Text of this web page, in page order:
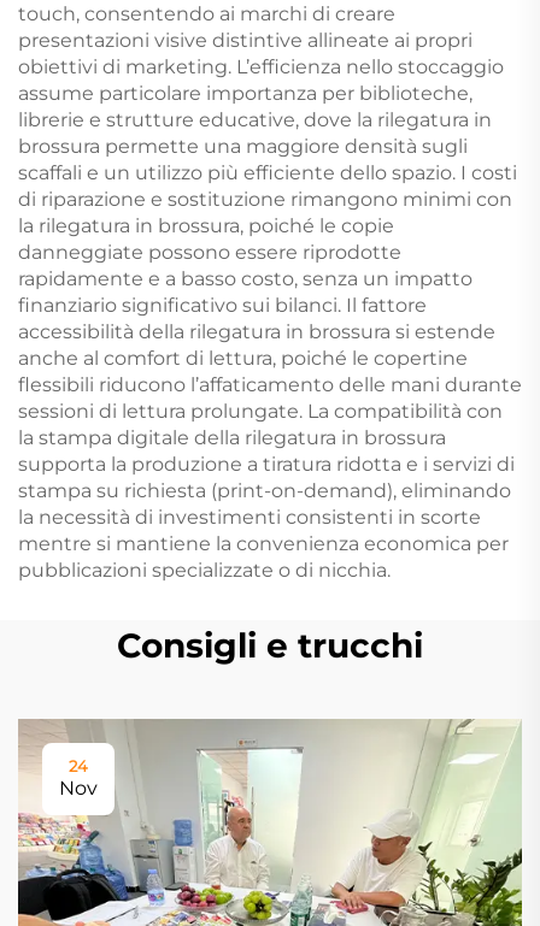
touch, consentendo ai marchi di creare
presentazioni visive distintive allineate ai propri
obiettivi di marketing. L’efficienza nello stoccaggio
assume particolare importanza per biblioteche,
librerie e strutture educative, dove la rilegatura in
brossura permette una maggiore densità sugli
scaffali e un utilizzo più efficiente dello spazio. I costi
di riparazione e sostituzione rimangono minimi con
la rilegatura in brossura, poiché le copie
danneggiate possono essere riprodotte
rapidamente e a basso costo, senza un impatto
finanziario significativo sui bilanci. Il fattore
accessibilità della rilegatura in brossura si estende
anche al comfort di lettura, poiché le copertine
flessibili riducono l’affaticamento delle mani durante
sessioni di lettura prolungate. La compatibilità con
la stampa digitale della rilegatura in brossura
supporta la produzione a tiratura ridotta e i servizi di
stampa su richiesta (print-on-demand), eliminando
la necessità di investimenti consistenti in scorte
mentre si mantiene la convenienza economica per
pubblicazioni specializzate o di nicchia.
Consigli e trucchi
24
Nov